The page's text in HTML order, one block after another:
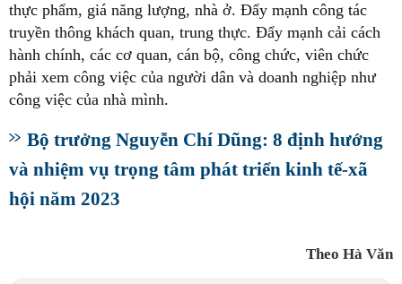
thực phẩm, giá năng lượng, nhà ở. Đẩy mạnh công tác
truyền thông khách quan, trung thực. Đẩy mạnh cải cách
hành chính, các cơ quan, cán bộ, công chức, viên chức
phải xem công việc của người dân và doanh nghiệp như
công việc của nhà mình.
Bộ trưởng Nguyễn Chí Dũng: 8 định hướng
và nhiệm vụ trọng tâm phát triển kinh tế-xã
hội năm 2023
Theo Hà Văn